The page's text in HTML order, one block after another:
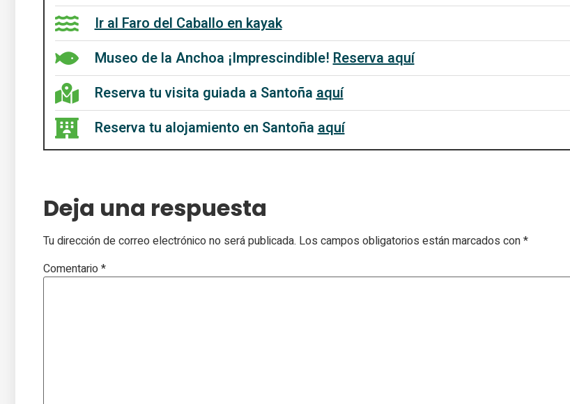
Ir al Faro del Caballo en kayak
Museo de la Anchoa ¡Imprescindible!Reserva aquí
Reserva tu visita guiada a Santoñaaquí
Reserva tu alojamiento en Santoñaaquí
Deja una respuesta
Tu dirección de correo electrónico no será publicada. Los campos obligatorios están marcados con*
Comentario*